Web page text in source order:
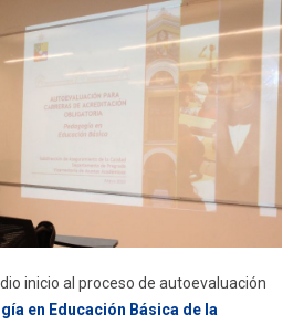
inicio al proceso de autoevaluación
en Educación Básica de la